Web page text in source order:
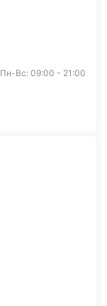
Пн-Вс: 09:00 - 21:00